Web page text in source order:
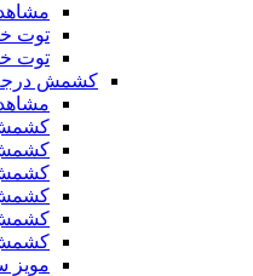
توت
توت
کشمش
کشمش
کشمش
مویز